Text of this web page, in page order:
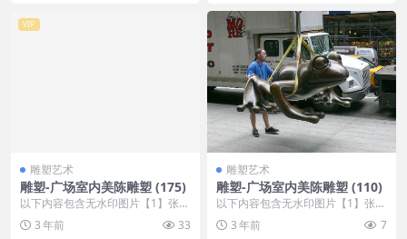
VIP
雕塑艺术
雕塑-广场室内美陈雕塑 (175)
以下内容包含无水印图片【1】张
，开通会员无障碍浏览 开通VIP会
员 3 年前 33
雕塑艺术
雕塑-广场室内美陈雕塑 (110)
以下内容包含无水印图片【1】张
，开通会员无障碍浏览 开通VIP会
员 3 年前 7